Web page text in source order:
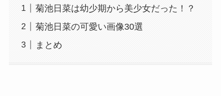
菊池日菜は幼少期から美少女だった！？
菊池日菜の可愛い画像30選
まとめ